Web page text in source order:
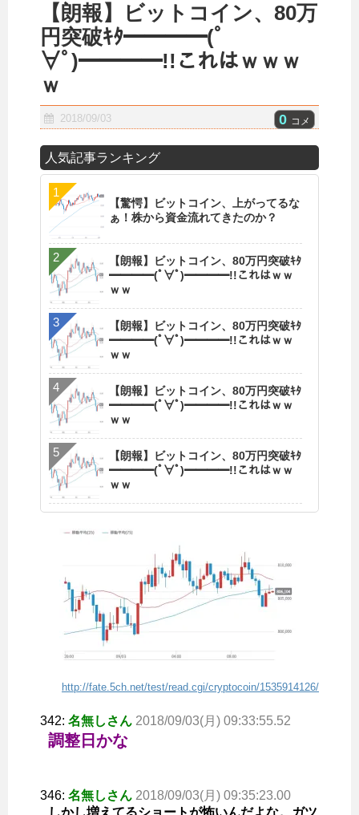
【朗報】ビットコイン、80万
円突破ｷﾀ━━━━(ﾟ
∀ﾟ)━━━━!!これはｗｗｗ
ｗ
2018/09/03 0 コメ
人気記事ランキング
【驚愕】ビットコイン、上がってるな
ぁ！株から資金流れてきたのか？
【朗報】ビットコイン、80万円突破ｷﾀ
━━━━(ﾟ∀ﾟ)━━━━!!これはｗｗ
ｗｗ
【朗報】ビットコイン、80万円突破ｷﾀ
━━━━(ﾟ∀ﾟ)━━━━!!これはｗｗ
ｗｗ
【朗報】ビットコイン、80万円突破ｷﾀ
━━━━(ﾟ∀ﾟ)━━━━!!これはｗｗ
ｗｗ
【朗報】ビットコイン、80万円突破ｷﾀ
━━━━(ﾟ∀ﾟ)━━━━!!これはｗｗ
ｗｗ
http://fate.5ch.net/test/read.cgi/cryptocoin/1535914126/
342: 名無しさん 2018/09/03(月) 09:33:55.52
調整日かな
346: 名無しさん 2018/09/03(月) 09:35:23.00